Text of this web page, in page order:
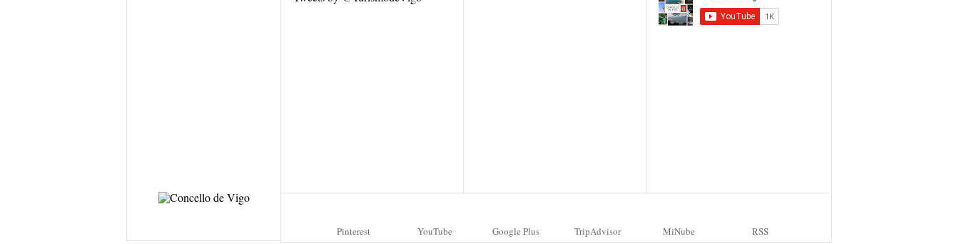
Pinterest YouTube Google Plus TripAdvisor MiNube RSS